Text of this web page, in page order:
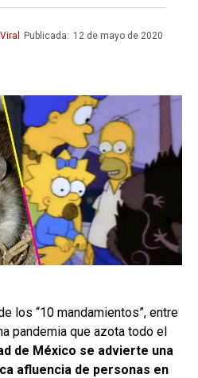
Publicada: 12 de mayo de 2020
los “10 mandamientos”, entre
pandemia que azota todo el
de México se advierte una
afluencia de personas en